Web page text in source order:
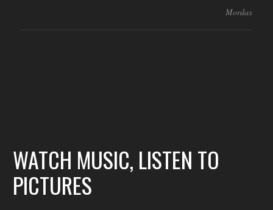
Mordax
WATCH MUSIC, LISTEN TO
PICTURES